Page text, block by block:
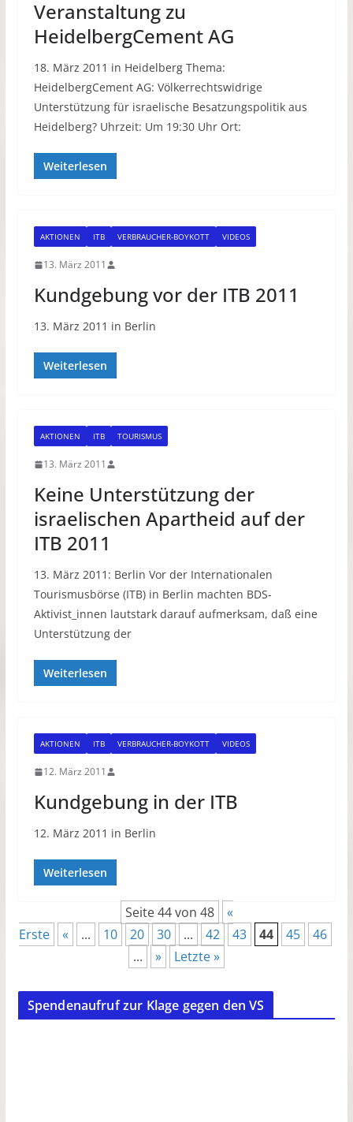
Veranstaltung zu
HeidelbergCement AG
18. März 2011 in Heidelberg Thema:
HeidelbergCement AG: Völkerrechtswidrige
Unterstützung für israelische Besatzungspolitik aus
Heidelberg? Uhrzeit: Um 19:30 Uhr Ort:
Weiterlesen
AKTIONEN ITB VERBRAUCHER-BOYKOTT VIDEOS
13. März 2011
Kundgebung vor der ITB 2011
13. März 2011 in Berlin
Weiterlesen
AKTIONEN ITB TOURISMUS
13. März 2011
Keine Unterstützung der
israelischen Apartheid auf der
ITB 2011
13. März 2011: Berlin Vor der Internationalen
Tourismusbörse (ITB) in Berlin machten BDS-
Aktivist_innen lautstark darauf aufmerksam, daß eine
Unterstützung der
Weiterlesen
AKTIONEN ITB VERBRAUCHER-BOYKOTT VIDEOS
12. März 2011
Kundgebung in der ITB
12. März 2011 in Berlin
Weiterlesen
Seite 44 von 48
«
Erste
« ... 10 20 30 ... 42 43 44 45
46
...
» Letzte »
Spendenaufruf zur Klage gegen den VS